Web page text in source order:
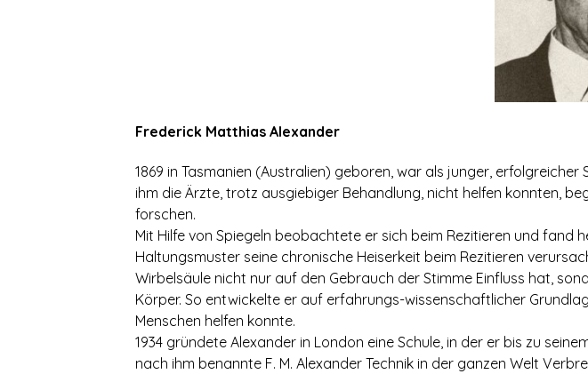
Frederick Matthias Alexander
1869 in Tasmanien (Australien) geboren, war als junger,
ihm die Ärzte, trotz ausgiebiger Behandlung, nicht helfen konnten,
forschen.
Mit Hilfe von Spiegeln beobachtete er sich beim Rezitieren und
Haltungsmuster seine chronische Heiserkeit beim Rezitieren
Wirbelsäule nicht nur auf den Gebrauch der Stimme Einfluss hat,
Körper. So entwickelte er auf erfahrungs-wissenschaftlicher
Menschen helfen konnte.
1934 gründete Alexander in London eine Schule, in der er bis zu
nach ihm benannte F. M. Alexander Technik in der ganzen Welt